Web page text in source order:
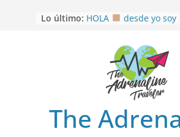
Lo último: OTRA PERSPECTIVA de
desde yo soy
Aprovechando que
EL SENDERO DEL
opción
HOSPEDAJE AL
En
The